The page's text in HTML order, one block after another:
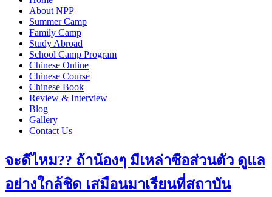
About NPP
Summer Camp
Family Camp
Study Abroad
School Camp Program
Chinese Online
Chinese Course
Chinese Book
Review & Interview
Blog
Gallery
Contact Us
จะดีไหม?? ถ้าน้องๆ มีเหล่าซือส่วนตัว ดูแล
อย่างใกล้ชิด เสมือนมาเรียนที่สถาบัน